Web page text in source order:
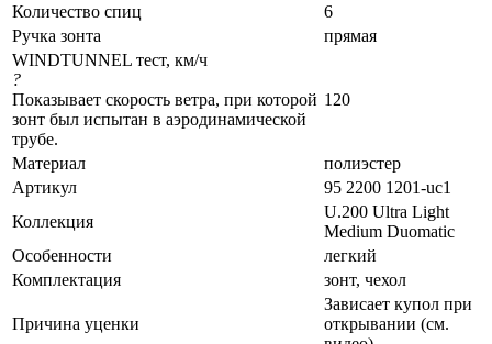
Количество спиц
6
Ручка зонта
прямая
WINDTUNNEL тест, км/ч
?
Показывает скорость ветра, при которой
зонт был испытан в аэродинамической
трубе.
120
Материал
полиэстер
Артикул
95 2200 1201-uc1
Коллекция
U.200 Ultra Light
Medium Duomatic
Особенности
легкий
Комплектация
зонт, чехол
Причина уценки
Зависает купол при
открывании (см.